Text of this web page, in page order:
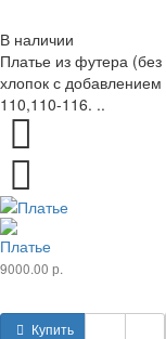
В наличии
Платье из футера
хлопок с
110,110-116. ..
Платье
9000.00 р.
Купить